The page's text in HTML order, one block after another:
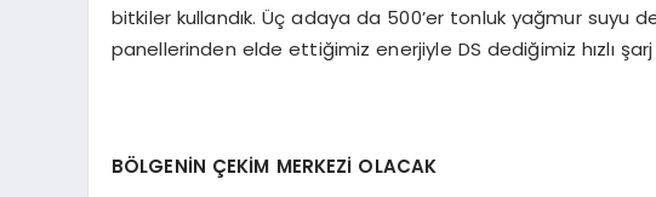
bitkiler kullandık. Üç adaya da 500’er tonluk yağmur suyu
panellerinden elde ettiğimiz enerjiyle DS dediğimiz hızlı
BÖLGENİN ÇEKİM MERKEZİ OLACAK